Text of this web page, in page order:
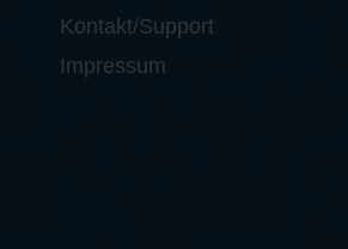
Kontakt/Support
Impressum